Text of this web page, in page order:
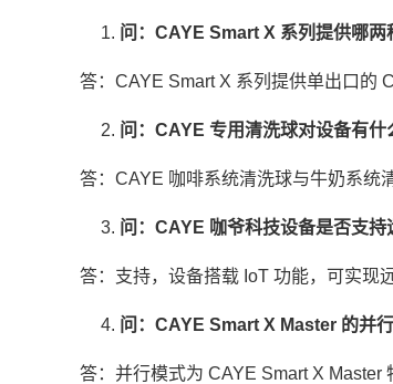
1. 问：CAYE Smart X 系列提供哪两
答：CAYE Smart X 系列提供单出口的
2. 问：CAYE 专用清洗球对设备有什
答：CAYE 咖啡系统清洗球与牛奶系统
3. 问：CAYE 咖爷科技设备是否支持
答：支持，设备搭载 IoT 功能，可实现
4. 问：CAYE Smart X Master 的并
答：并行模式为 CAYE Smart X Master